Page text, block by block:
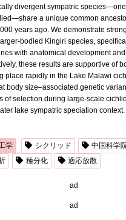
divergent sympatric
a unique common
years ago. We demonstrate
bodied Kingiri species,
with anatomical development
these results are supportive of
place rapidly in the Lake Malawi
body size–associated genetic
of selection during large-scale
lake sympatric speciation context.
学 シクリッド 中国科学
種分化 適応放散
ad
ad